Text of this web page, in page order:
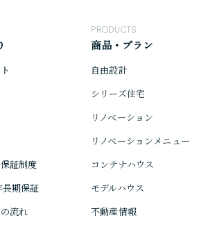
証制度
期保証
流れ
PRODUCTS
商品・プラン
自由設計
シリーズ住宅
リノベーション
リノベーションメニュー
コンテナハウス
モデルハウス
不動産情報